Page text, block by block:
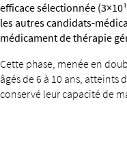
efficace sélectionnée
les autres candidats-
médicament de thérapie
Cette phase, menée en
âgés de 6 à 10 ans, atteints
conservé leur capacité de